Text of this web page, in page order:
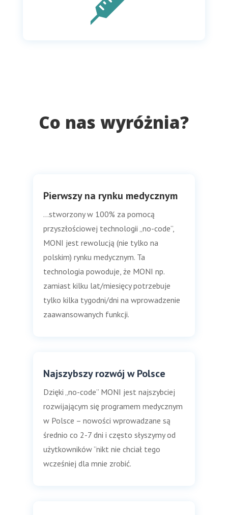
Co nas wyróżnia?
Pierwszy na rynku medycznym
…stworzony w 100% za pomocą
przyszłościowej technologii „no-code”,
MONI jest rewolucją (nie tylko na
polskim) rynku medycznym. Ta
technologia powoduje, że MONI np.
zamiast kilku lat/miesięcy potrzebuje
tylko kilka tygodni/dni na wprowadzenie
zaawansowanych funkcji.
Najszybszy rozwój w Polsce
Dzięki „no-code” MONI jest najszybciej
rozwijającym się programem medycznym
w Polsce – nowości wprowadzane są
średnio co 2-7 dni i często słyszymy od
użytkowników ”nikt nie chciał tego
wcześniej dla mnie zrobić.